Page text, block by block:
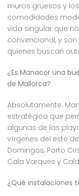
muros gruesos y
comodidades
vida singular que
convencional, y
quienes buscan
¿Es Manacor una
de Mallorca?
Absolutamente.
estratégica que
algunas de las
vírgenes del este
Domingos, Porto
Cala Varques y
¿Qué instalaciones